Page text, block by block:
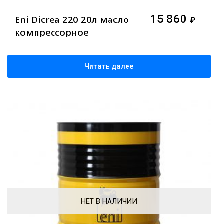
Eni Dicrea 220 20л масло
компрессорное
15 860 ₽
Читать далее
НЕТ В НАЛИЧИИ